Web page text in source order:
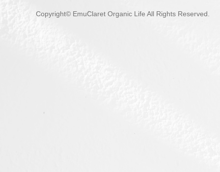
Copyright© EmuClaret Organic Life All Rights Reserved.